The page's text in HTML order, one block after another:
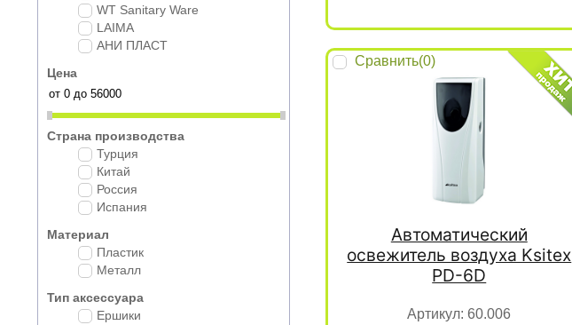
WT Sanitary Ware
LAIMA
АНИ ПЛАСТ
Цена
Страна производства
Турция
Китай
Россия
Испания
Материал
Пластик
Металл
Тип аксессуара
Ершики
Сравнить(0)
Автоматический
освежитель воздуха Ksitex
PD-6D
Артикул:60.006